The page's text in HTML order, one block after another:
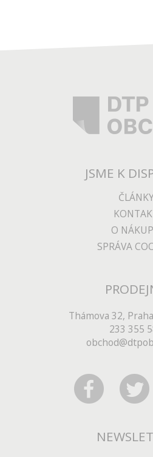
JSME K
O
SPRÁVA
Thámova 32,
233 355